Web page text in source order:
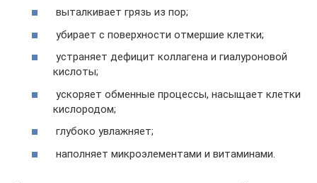
выталкивает грязь из пор;
убирает с поверхности отмершие клетки;
устраняет дефицит коллагена и гиалуроновой
кислоты;
ускоряет обменные процессы, насыщает клетки
кислородом;
глубоко увлажняет;
наполняет микроэлементами и витаминами.